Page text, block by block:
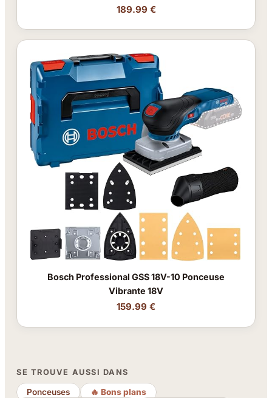
189.99 €
Bosch Professional GSS 18V-10 Ponceuse
Vibrante 18V
159.99 €
SE TROUVE AUSSI DANS
Ponceuses
🔥 Bons plans